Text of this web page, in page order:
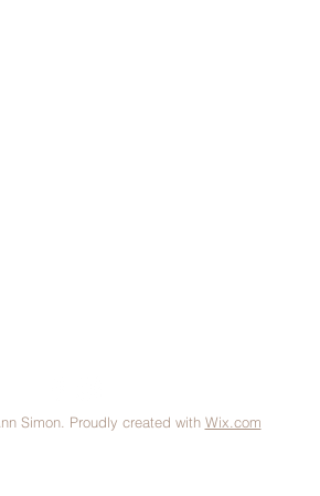
Simon. Proudly created with Wix.com